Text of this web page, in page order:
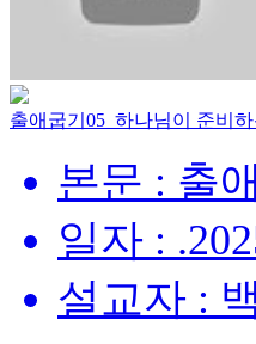
출애굽기05_하나님이 준비
본문 : 출
일자 :
설교자 :